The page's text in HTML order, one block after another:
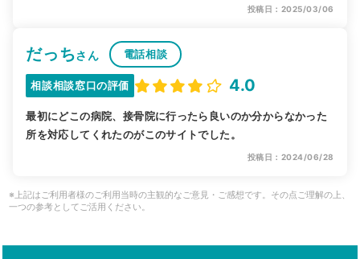
投稿日：2025/03/06
だっちさん 電話相談
相談相談窓口の評価 4.0
最初にどこの病院、接骨院に行ったら良いのか分からなかった
所を対応してくれたのがこのサイトでした。
投稿日：2024/06/28
※上記はご利用者様のご利用当時の主観的なご意見・ご感想です。その点ご理解の上、
一つの参考としてご活用ください。